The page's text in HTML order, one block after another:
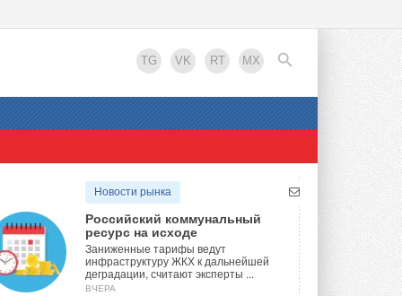
TG VK RT MX
EN
Новости рынка
Российский коммунальный
ресурс на исходе
Заниженные тарифы ведут
инфраструктуру ЖКХ к дальнейшей
деградации, считают эксперты ...
ВЧЕРА